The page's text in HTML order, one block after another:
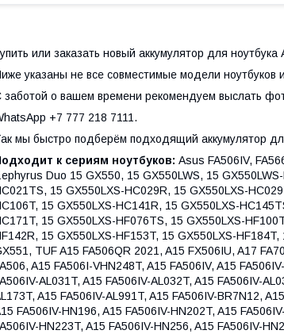
или заказать новый аккумулятор для
указаны не все совместимые модели ноутбуков
заботой о вашем времени рекомендуем выслать
+7 777 218 7111.
мы быстро подберём подходящий аккумулятор
к сериям ноутбуков: Asus FA506IV,
Duo 15 GX550, 15 GX550LWS, 15
15 GX550LXS-HC029R, 15 GX550LXS-
15 GX550LXS-HC141R, 15 GX550LXS-
15 GX550LXS-HF076TS, 15 GX550LXS-
15 GX550LXS-HF153T, 15 GX550LXS-
TUF A15 FA506QR 2021, A15 FX506IU, A17
A15 FA506I-VHN248T, A15 FA506IV, A15
AL031T, A15 FA506IV-AL032T, A15 FA506IV-
A15 FA506IV-AL991T, A15 FA506IV-BR7N12,
FA506IV-HN196, A15 FA506IV-HN202T, A15
HN223T, A15 FA506IV-HN256, A15 FA506IV-